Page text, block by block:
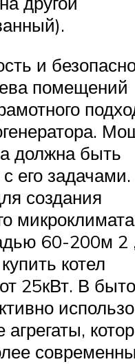
и
помещений
должна быть
его задачами.
создания
60-200м 2
котел
25кВт. В
агрегаты,